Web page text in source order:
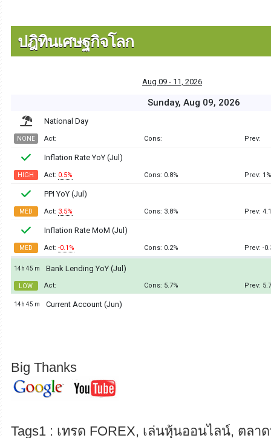
ปฎิทินเศษฐกิจโลก
Big Thanks
Tags1 : เทรด FOREX, เล่นหุ้นออนไลน์, ตลา